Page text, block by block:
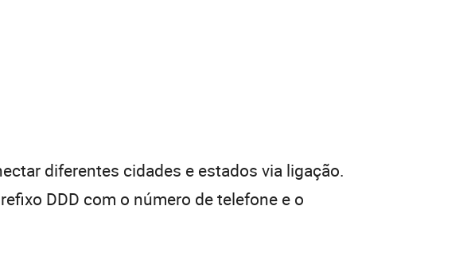
diferentes cidades e estados via ligação.
DDD com o número de telefone e o